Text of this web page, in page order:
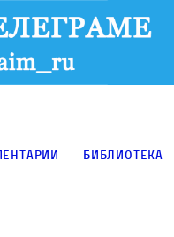
Библиотека